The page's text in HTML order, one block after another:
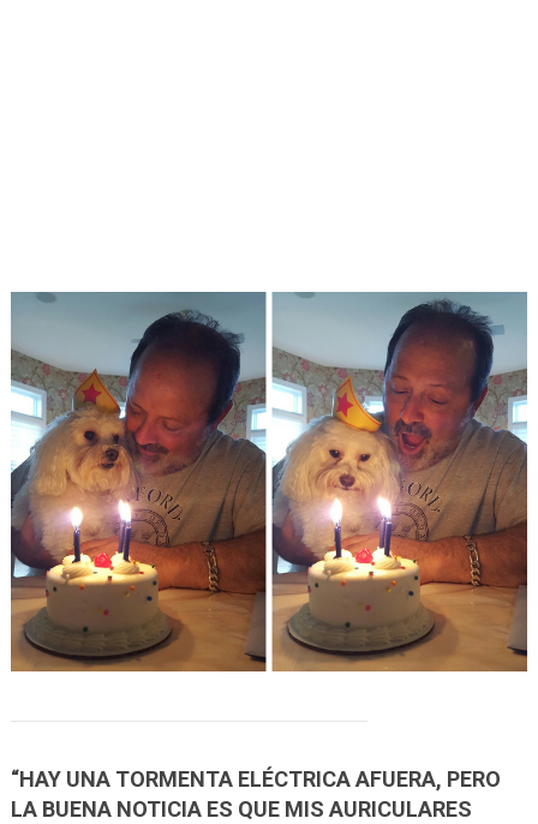
“HAY UNA TORMENTA ELÉCTRICA AFUERA, PERO
LA BUENA NOTICIA ES QUE MIS AURICULARES